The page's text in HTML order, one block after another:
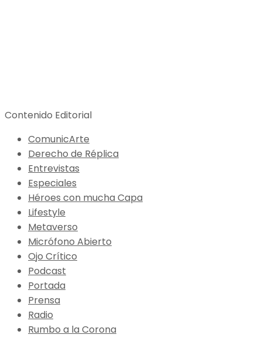
Contenido Editorial
ComunicArte
Derecho de Réplica
Entrevistas
Especiales
Héroes con mucha Capa
Lifestyle
Metaverso
Micrófono Abierto
Ojo Crítico
Podcast
Portada
Prensa
Radio
Rumbo a la Corona